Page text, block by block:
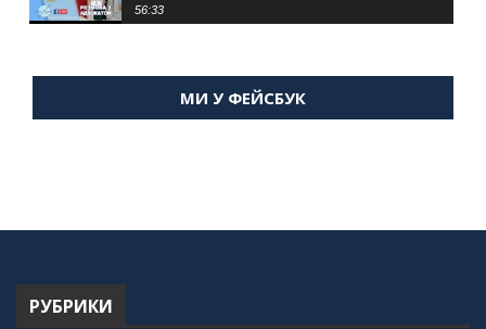
56:33
Мухарський про життя в Туреччині
"Дзеркало діаспори". Випуск 13. МУШ в
МИ У ФЕЙСБУК
РУБРИКИ